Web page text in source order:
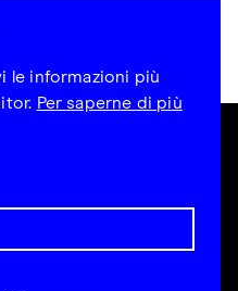
le informazioni più
Per saperne di più